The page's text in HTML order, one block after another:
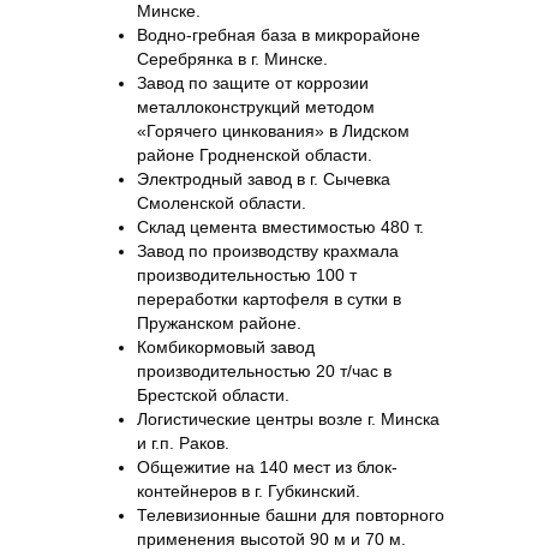
Минске.
Водно-гребная база в микрорайоне
Серебрянка в г. Минске.
Завод по защите от коррозии
металлоконструкций методом
«Горячего цинкования» в Лидском
районе Гродненской области.
Электродный завод в г. Сычевка
Смоленской области.
Склад цемента вместимостью 480 т.
Завод по производству крахмала
производительностью 100 т
переработки картофеля в сутки в
Пружанском районе.
Комбикормовый завод
производительностью 20 т/час в
Брестской области.
Логистические центры возле г. Минска
и г.п. Раков.
Общежитие на 140 мест из блок-
контейнеров в г. Губкинский.
Телевизионные башни для повторного
применения высотой 90 м и 70 м.